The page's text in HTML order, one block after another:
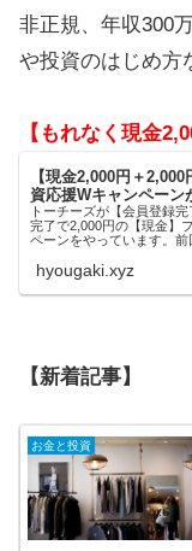
非正規、年収300
や投資のはじめ方
【もれなく現金
【現金2,000円＋
資応援Wキャンペーン
トーチーズが【会員登録
完了で2,000円の【現金】
ペーンをやっています。前
hyougaki.xyz
【新着記事】
お金と投資